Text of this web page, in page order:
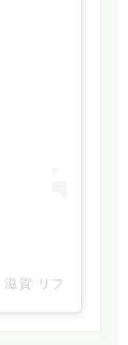
滋賀 リフォーム